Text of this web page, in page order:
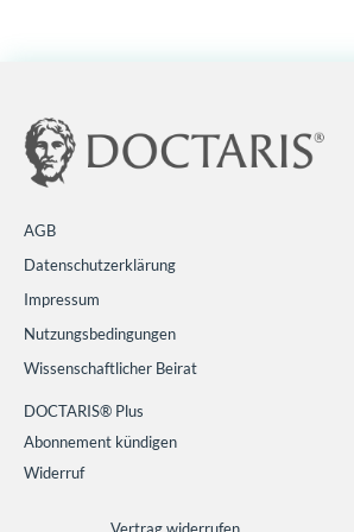
AGB
Datenschutzerklärung
Impressum
Nutzungsbedingungen
Wissenschaftlicher Beirat
DOCTARIS® Plus
Abonnement kündigen
Widerruf